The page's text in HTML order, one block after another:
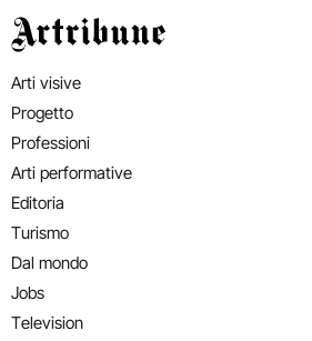
Artribune
Arti visive
Progetto
Professioni
Arti performative
Editoria
Turismo
Dal mondo
Jobs
Television